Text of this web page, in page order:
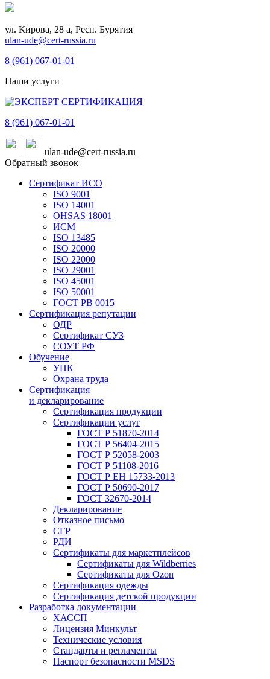
ул. Кирова, 28 а, Респ. Бурятия
ulan-ude@cert-russia.ru
8 (961) 067-01-01
Наши услуги
8 (961) 067-01-01
ulan-ude@cert-russia.ru
Обратный звонок
Сертификат ИСО
ISO 9001
ISO 14001
OHSAS 18001
ИСМ
ISO 13485
ISO 20000
ISO 22000
ISO 29001
ISO 45001
ISO 50001
ГОСТ РВ 0015
Сертификация репутации
ОДР
Сертификат СУЗ
СОУТ РФ
Обучение
УПК
Охрана труда
Сертификация
и декларирование
Сертификация продукции
Сертификации услуг
ГОСТ Р 51870-2014
ГОСТ Р 56404-2015
ГОСТ Р 52058-2003
ГОСТ Р 51108-2016
ГОСТ Р ЕН 15733-2013
ГОСТ Р 50690-2017
ГОСТ 32670-2014
Декларирование
Отказное письмо
СГР
РДИ
Сертификаты для маркетплейсов
Сертификаты для Wildberries
Сертификаты для Ozon
Сертификация одежды
Сертификация детской продукции
Разработка документации
ХАССП
Лицензия Минкульт
Технические условия
Стандарты и регламенты
Паспорт безопасности MSDS